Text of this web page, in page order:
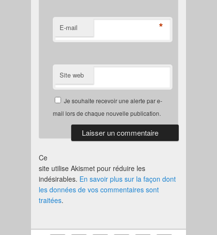
E-mail *
Site web
Je souhaite recevoir une alerte par e-
mail lors de chaque nouvelle publication.
Ce
site utilise Akismet pour réduire les
indésirables. En savoir plus sur la façon dont
les données de vos commentaires sont
traitées.